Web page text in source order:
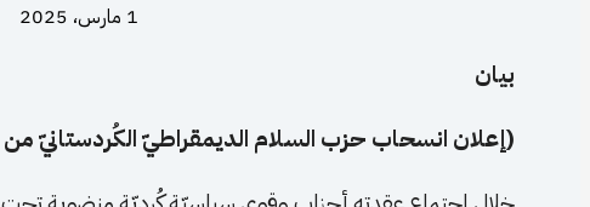
1 مارس، 2025
بيان
(إعلان انسحاب حزب السلام الديمقراطيّ الكُردستانيّ من